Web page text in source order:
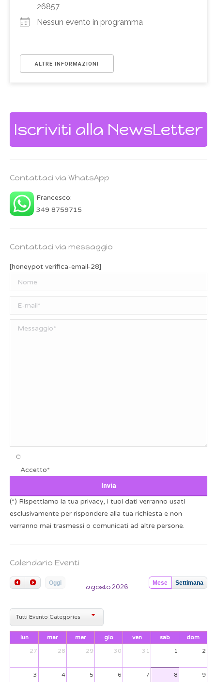
26857
Nessun evento in programma
ALTRE INFORMAZIONI
Iscriviti alla NewsLetter
Contattaci via WhatsApp
Francesco:
349 8759715
Contattaci via messaggio
[honeypot verifica-email-28]
Accetto*
(*) Rispettiamo la tua privacy, i tuoi dati verranno usati
esclusivamente per rispondere alla tua richiesta e non
verranno mai trasmessi o comunicati ad altre persone.
Calendario Eventi
Oggi Mese Settimana
agosto 2026
Tutti Evento Categories
lun mar mer gio ven sab
dom
27
28 29 30 31 1 2
3 4 5 6 7 8 9